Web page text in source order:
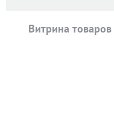
Витрина товаров